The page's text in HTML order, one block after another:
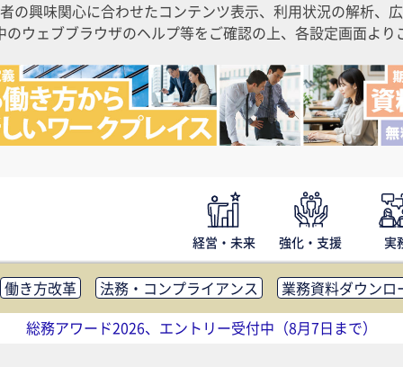
の興味関心に合わせたコンテンツ表示、利用状況の解析、
ウェブブラウザのヘルプ等をご確認の上、各設定画面よ
経営・未来 強化・支援 実
働き方改革 法務・コンプライアンス
業務資料ダウンロ
広報
社外・社内コミュニケーション活性化
FM・オフ
助金・コスト削減
アウトソーシング・BPO 調査・レ
総務アワード2026、エントリー受付中（8月7日まで）